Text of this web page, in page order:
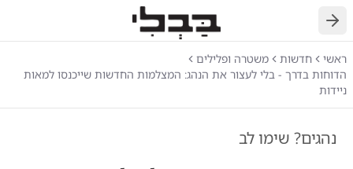
חזרה
ראשי חדשות
משטרה ופלילים
הדוחות בדרך - בלי לעצור את הנהג: המצלמות החדשות שייכנסו למאות
ניידות
נהגים? שימו לב